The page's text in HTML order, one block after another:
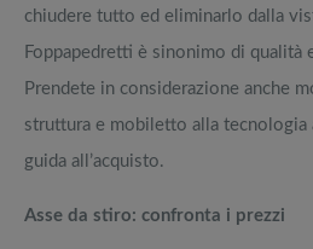
chiudere tutto ed eliminarlo dalla
Foppapedretti è sinonimo di qualità
Prendete in considerazione anche
struttura e mobiletto alla tecnologia
guida all’acquisto.
Asse da stiro: confronta i prezzi